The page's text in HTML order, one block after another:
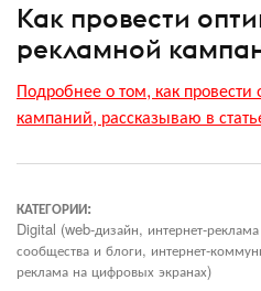
Как провести
рекламной
Подробнее о том, как
кампаний, рассказываю в
КАТЕГОРИИ:
Digital (web-дизайн, интернет-
сообщества и блоги, интернет-
реклама на цифровых экранах)